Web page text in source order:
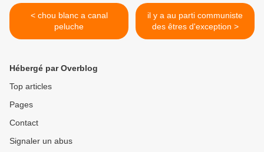
< chou blanc a canal
peluche
il y a au parti communiste
des êtres d'exception >
Hébergé par Overblog
Top articles
Pages
Contact
Signaler un abus